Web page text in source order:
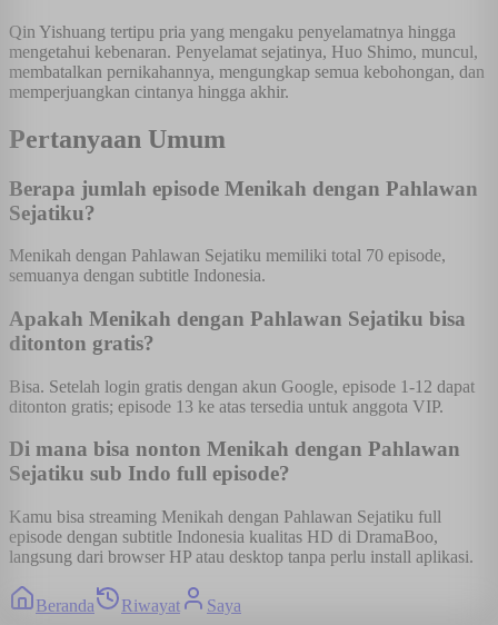
Qin Yishuang tertipu pria yang mengaku penyelamatnya hingga
mengetahui kebenaran. Penyelamat sejatinya, Huo Shimo, muncul,
membatalkan pernikahannya, mengungkap semua kebohongan, dan
memperjuangkan cintanya hingga akhir.
Pertanyaan Umum
Berapa jumlah episode Menikah dengan Pahlawan
Sejatiku?
Menikah dengan Pahlawan Sejatiku memiliki total 70 episode,
semuanya dengan subtitle Indonesia.
Apakah Menikah dengan Pahlawan Sejatiku bisa
ditonton gratis?
Bisa. Setelah login gratis dengan akun Google, episode 1-12 dapat
ditonton gratis; episode 13 ke atas tersedia untuk anggota VIP.
Di mana bisa nonton Menikah dengan Pahlawan
Sejatiku sub Indo full episode?
Kamu bisa streaming Menikah dengan Pahlawan Sejatiku full
episode dengan subtitle Indonesia kualitas HD di DramaBoo,
langsung dari browser HP atau desktop tanpa perlu install aplikasi.
Beranda Riwayat Saya